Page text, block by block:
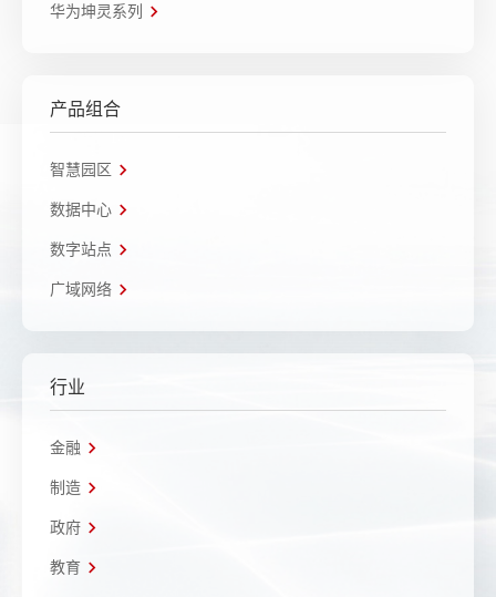
华为坤灵系列
产品组合
智慧园区
数据中心
数字站点
广域网络
行业
金融
制造
政府
教育